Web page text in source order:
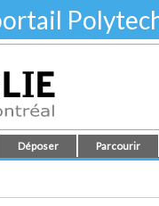
Déposer Parcourir